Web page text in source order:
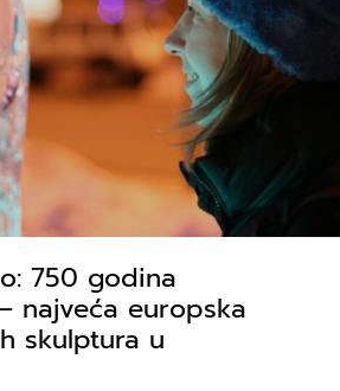
750 godina
najveća europska
skulptura u